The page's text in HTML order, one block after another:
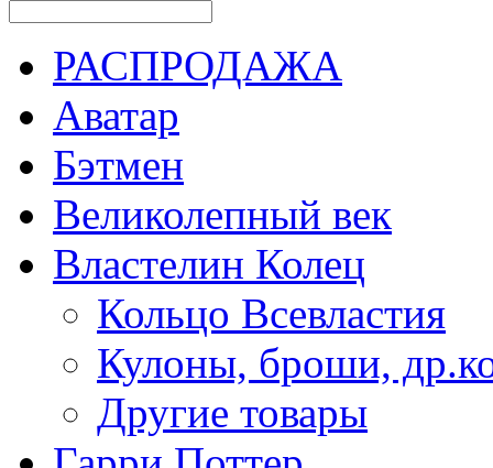
РАСПРОДАЖА
Аватар
Бэтмен
Великолепный век
Властелин Колец
Кольцо Всевластия
Кулоны, броши,
Другие товары